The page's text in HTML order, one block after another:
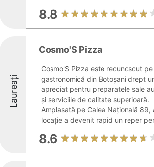
8.8
Laureați
Cosmo'S Pizza
Cosmo'S Pizza este recunoscut pe
gastronomică din Botoșani drept
apreciat pentru preparatele sale
și serviciile de calitate superioară.
Amplasată pe Calea Națională 89,
locație a devenit rapid un reper
8.6